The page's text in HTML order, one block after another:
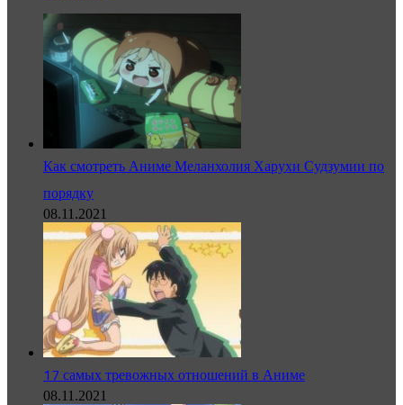
Как смотреть Аниме Меланхолия Харухи Судзумии по
порядку
08.11.2021
17 самых тревожных отношений в Аниме
08.11.2021